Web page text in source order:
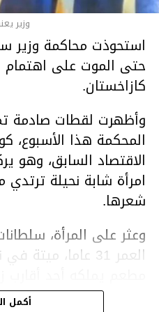
وزير
استحوذت محاكمة وزير
حتى الموت على اهتمام
كازاخستان.
وأظهرت لقطات صادمة
المحكمة هذا الأسبوع،
الاقتصاد السابق، وهو
امرأة شابة نحيلة
شعرها.
وعثر على المرأة،
العمر 31 عاما،
أكمل